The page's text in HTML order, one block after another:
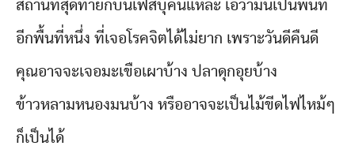
สถานที่สุดท้ายก็บนเฟสบุ๊คนี่แหละ เอว่ามันเป็นพื้นที่
อีกพื้นที่หนึ่ง ที่เจอโรคจิตได้ไม่ยาก เพราะวันดีคืนดี
คุณอาจจะเจอมะเขือเผาบ้าง ปลาดุกอุยบ้าง
ข้าวหลามหนองมนบ้าง หรืออาจจะเป็นไม้ขีดไฟไหม้ๆ
ก็เป็นได้